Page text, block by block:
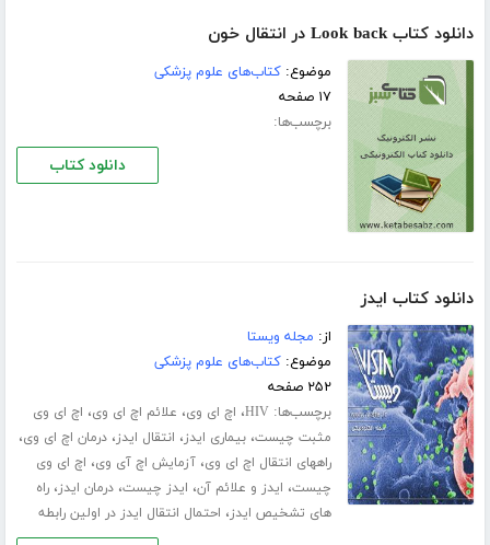
دانلود کتاب Look back در انتقال خون
موضوع:کتاب‌های علوم پزشکی
۱۷ صفحه
برچسب‌ها:
دانلود کتاب
دانلود کتاب ایدز
از: مجله ویستا
موضوع:کتاب‌های علوم پزشکی
۲۵۲ صفحه
برچسب‌ها:HIV، اچ ای وی، علائم اچ ای وی، اچ ای وی
مثبت چیست،بیماری ایدز، انتقال ایدز،درمان اچ ای وی،
راههای انتقال اچ ای وی،آزمایش اچ آی وی، اچ ای وی
چیست، ایدز و علائم آن، ایدز چیست،درمان ایدز،راه
های تشخیص ایدز، احتمال انتقال ایدز در اولین رابطه